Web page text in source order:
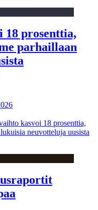
18 prosenttia,
parhaillaan
kasvoi 18 prosenttia,
neuvotteluja uusista